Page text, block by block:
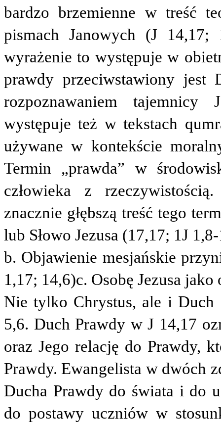
bardzo brzemienne w treść
pismach Janowych (J
wyrażenie to występuje w
prawdy przeciwstawiony jest
rozpoznawaniem tajemnicy
występuje też w tekstach
używane w kontekście
Termin „prawda” w
człowieka z
znacznie głębszą treść tego
lub Słowo Jezusa (17,17; 1J
b. Objawienie mesjańskie
1,17; 14,6)c. Osobę Jezusa
Nie tylko Chrystus, ale i Duch
5,6. Duch Prawdy w J 14,17
oraz Jego relację do Prawdy,
Prawdy. Ewangelista w dwóch
Ducha Prawdy do świata i do
do postawy uczniów w